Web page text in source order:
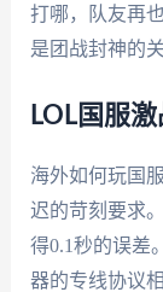
打哪，队友再
是团战封神的
LOL国服
海外如何玩国
迟的苛刻要求
得0.1秒的误差
器的专线协议